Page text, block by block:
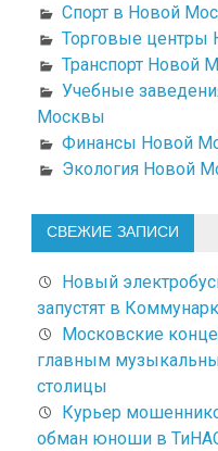
Спорт в Новой
Торговые
Транспорт Новой
Учебные
Москвы
Финансы Новой
Экология Новой
СВЕЖИЕ ЗАПИСИ
Новый
запустят в
Московские
главным
столицы
Курьер
обман юноши в